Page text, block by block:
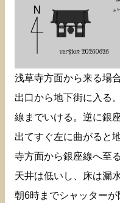
浅草寺方面から来る場
出口から地下街に入る
線までいける。逆に銀
出てすぐ左に曲がると
寺方面から銀座線へ至
天井は低いし、床は漏
朝6時までシャッター